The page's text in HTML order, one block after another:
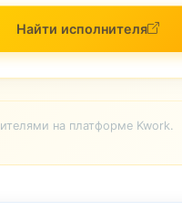
Найти исполнителя
на платформе Kwork.